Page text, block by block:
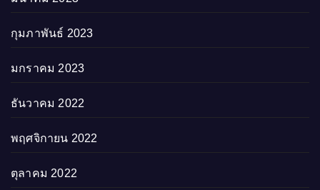
กุมภาพันธ์ 2023
มกราคม 2023
ธันวาคม 2022
พฤศจิกายน 2022
ตุลาคม 2022